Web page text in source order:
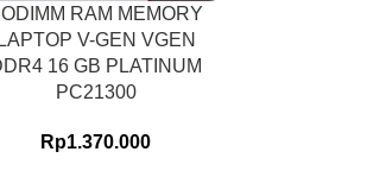
RAM MEMORY
LAPTOP V-GEN VGEN
16 GB PLATINUM
PC21300
Rp1.370.000